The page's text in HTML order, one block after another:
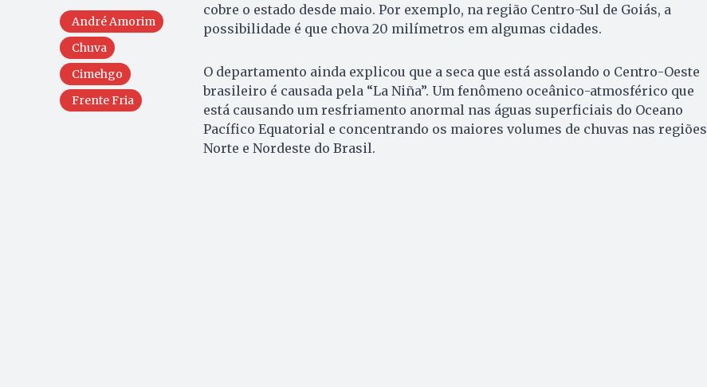
André Amorim
Chuva
Cimehgo
Frente Fria
cobre o estado desde maio. Por exemplo, na região Centro-Sul de Goiás, a
possibilidade é que chova 20 milímetros em algumas cidades.
O departamento ainda explicou que a seca que está assolando o Centro-Oeste
brasileiro é causada pela “La Niña”. Um fenômeno oceânico-atmosférico que
está causando um resfriamento anormal nas águas superficiais do Oceano
Pacífico Equatorial e concentrando os maiores volumes de chuvas nas regiões
Norte e Nordeste do Brasil.